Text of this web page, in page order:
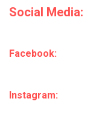
Social Media:
Facebook:
Instagram: